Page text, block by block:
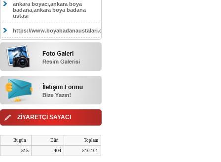
ankara boyacı,ankara boya
badana,ankara boya badana
ustası
https://www.boyabadanaustalari.com/
ZİYARETÇİ SAYACI
Bugün Dün Toplam
315 404 810.101